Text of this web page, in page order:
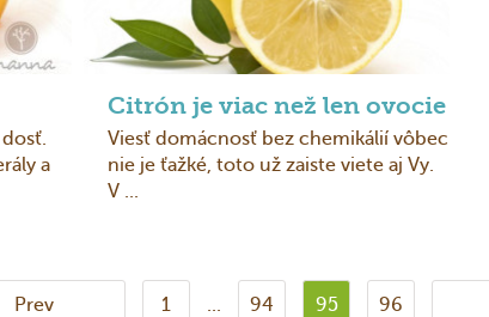
a
Citrón je viac než len ovocie
Viesť domácnosť bez chemikálií vôbec
nie je ťažké, toto už zaiste viete aj Vy.
V ...
Prev 1 ... 94 95 96